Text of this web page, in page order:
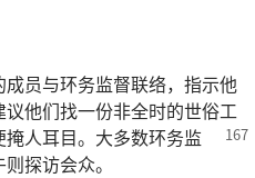
员与环务监督联络，指示他
他们找一份非全时的世俗工
人耳目。 大多数环务监
探访会众。